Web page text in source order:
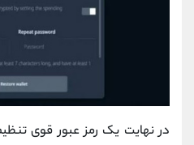
در نهایت یک رمز عبور قوی